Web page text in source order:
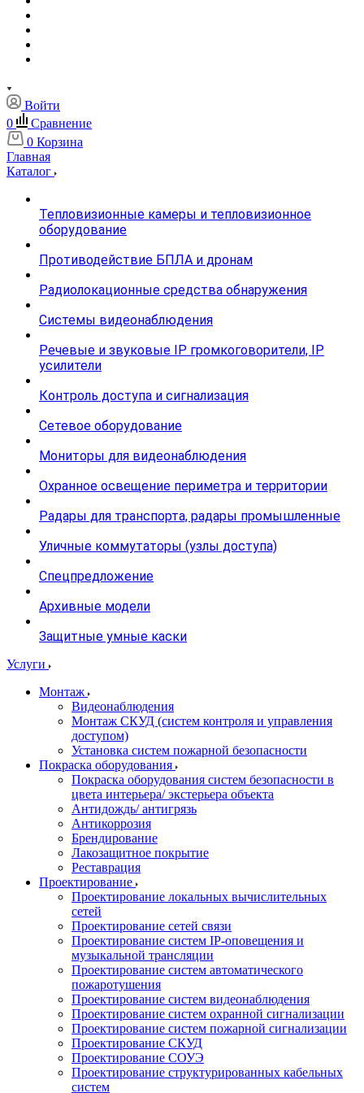
Войти
0
Сравнение
0 Корзина
Главная
Каталог
Тепловизионные камеры и тепловизионное
оборудование
Противодействие БПЛА и дронам
Радиолокационные средства обнаружения
Системы видеонаблюдения
Речевые и звуковые IP громкоговорители, IP
усилители
Контроль доступа и сигнализация
Сетевое оборудование
Мониторы для видеонаблюдения
Охранное освещение периметра и территории
Радары для транспорта, радары промышленные
Уличные коммутаторы (узлы доступа)
Спецпредложение
Архивные модели
Защитные умные каски
Услуги
Монтаж
Видеонаблюдения
Монтаж СКУД (систем контроля и управления
доступом)
Установка систем пожарной безопасности
Покраска оборудования
Покраска оборудования систем безопасности в
цвета интерьера/ экстерьера объекта
Антидождь/ антигрязь
Антикоррозия
Брендирование
Лакозащитное покрытие
Реставрация
Проектирование
Проектирование локальных вычислительных
сетей
Проектирование сетей связи
Проектирование систем IP-оповещения и
музыкальной трансляции
Проектирование систем автоматического
пожаротушения
Проектирование систем видеонаблюдения
Проектирование систем охранной сигнализации
Проектирование систем пожарной сигнализации
Проектирование СКУД
Проектирование СОУЭ
Проектирование структурированных кабельных
систем